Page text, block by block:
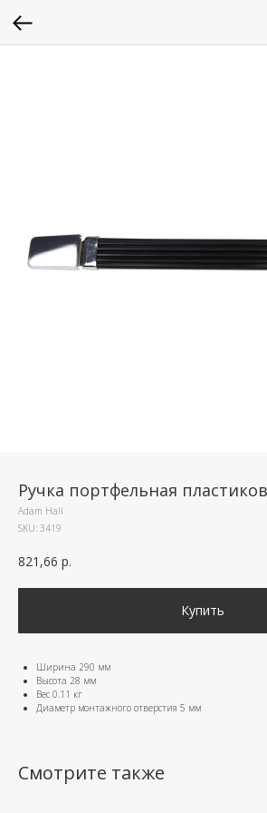
Ручка портфельная
Adam Hall
SKU: 3419
821,66 р.
Купить
Ширина 290 мм
Высота 28 мм
Вес 0.11 кг
Диаметр монтажного отверстия 5 мм
Смотрите также